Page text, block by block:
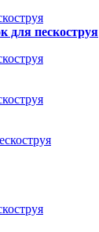
для пескоструя